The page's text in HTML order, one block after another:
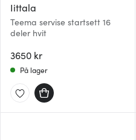
Iittala
Teema servise startsett 16
deler hvit
3650 kr
På lager